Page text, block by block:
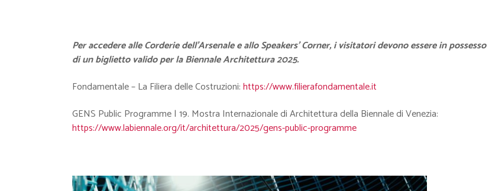
Per accedere alle Corderie dell’Arsenale e allo Speakers’ Corner, i visitatori devono essere in possesso
di un biglietto valido per la Biennale Architettura 2025.
Fondamentale – La Filiera delle Costruzioni:https://www.filierafondamentale.it
GENS Public Programme | 19. Mostra Internazionale di Architettura della Biennale di Venezia:
https://www.labiennale.org/it/architettura/2025/gens-public-programme